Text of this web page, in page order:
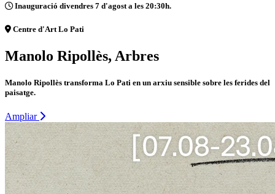
Inauguració divendres 7 d'agost a les 20:30h.
Centre d'Art Lo Pati
Manolo Ripollès, Arbres
Manolo Ripollès transforma Lo Pati en un arxiu sensible sobre les ferides del
paisatge.
Ampliar